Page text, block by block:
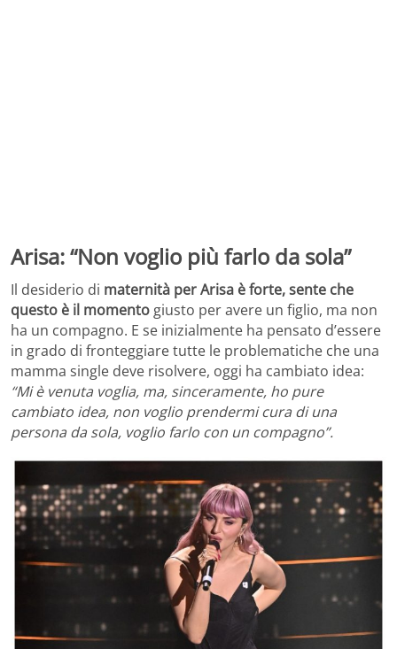
Arisa: “Non voglio più farlo da sola”
Il desiderio di maternità per Arisa è forte, sente che
questo è il momento giusto per avere un figlio, ma non
ha un compagno. E se inizialmente ha pensato d’essere
in grado di fronteggiare tutte le problematiche che una
mamma single deve risolvere, oggi ha cambiato idea:
“Mi è venuta voglia, ma, sinceramente, ho pure
cambiato idea, non voglio prendermi cura di una
persona da sola, voglio farlo con un compagno”.